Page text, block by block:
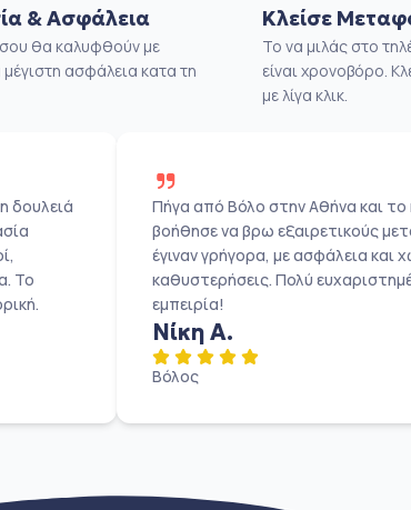
& Ασφάλεια
θα καλυφθούν με
μέγιστη ασφάλεια κατα τη
Κλείσε
Το να μιλάς στο
είναι χρονοβόρο.
με λίγα κλικ.
δουλειά
Το
Πήγα από Βόλο στην Αθήνα και το
βοήθησε να βρω εξαιρετικούς
έγιναν γρήγορα, με ασφάλεια και
καθυστερήσεις. Πολύ
εμπειρία!
Νίκη Α.
Βόλος